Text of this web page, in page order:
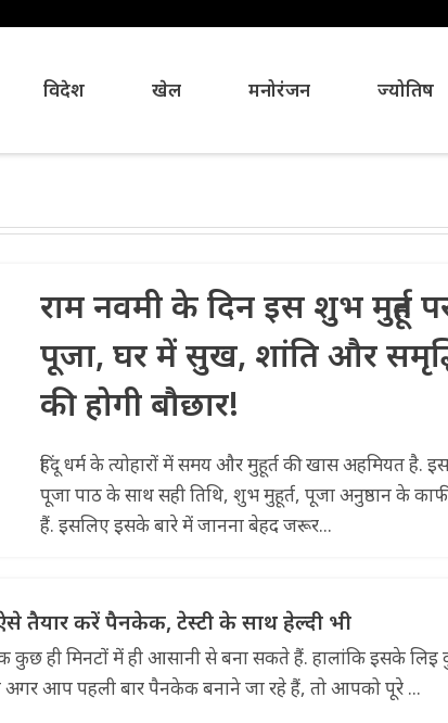
विदेश खेल मनोरंजन ज्योतिष
राम नवमी के दिन इस शुभ मुहूर्त
पूजा, घर में सुख, शांति और
की होगी बौछार!
हिंदू धर्म के त्योहारों में समय और मुहूर्त की खास अहमियत है.
पूजा पाठ के साथ सही तिथि, शुभ मुहूर्त, पूजा अनुष्ठान के
हैं. इसलिए इसके बारे में जानना बेहद जरूर...
तैयार करें पैनकेक, टेस्टी के साथ हेल्दी भी
कुछ ही मिनटों में ही आसानी से बना सकते हैं. हालांकि इसके
अगर आप पहली बार पैनकेक बनाने जा रहे हैं, तो आपको पूरे ...